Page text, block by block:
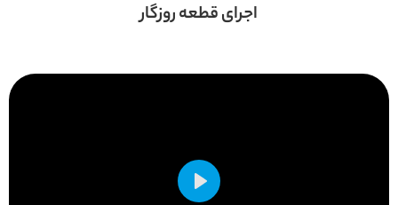
اجرای قطعه روزگار
Play